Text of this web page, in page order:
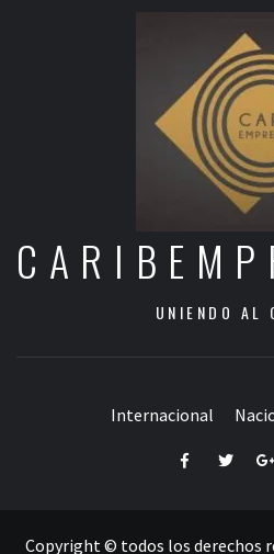
UNIENDO AL
Internacional
FacebookTwitter
Copyright © todos los derechos